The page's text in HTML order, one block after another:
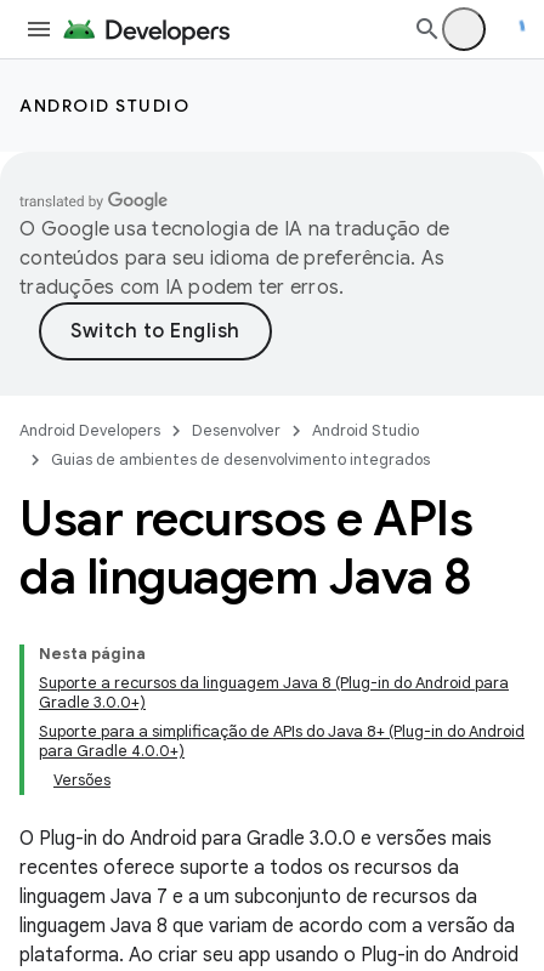
ANDROID STUDIO
O Google usa tecnologia de IA na tradução de
conteúdos para seu idioma de preferência. As
traduções com IA podem ter erros.
Android Developers Desenvolver
Android Studio
Guias de ambientes de desenvolvimento integrados
Usar recursos e APIs
da linguagem Java 8
Nesta página
Suporte a recursos da linguagem Java 8 (Plug-in do Android para
Gradle 3.0.0+)
Suporte para a simplificação de APIs do Java 8+ (Plug-in do Android
para Gradle 4.0.0+)
Versões
O Plug-in do Android para Gradle 3.0.0 e versões mais
recentes oferece suporte a todos os recursos da
linguagem Java 7 e a um subconjunto de recursos da
linguagem Java 8 que variam de acordo com a versão da
plataforma. Ao criar seu app usando o Plug-in do Android